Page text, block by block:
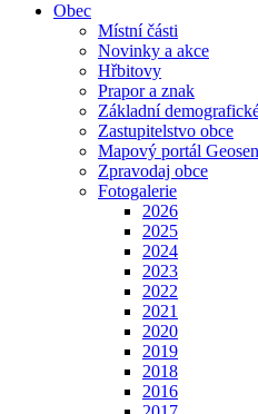
Obec
Místní části
Novinky a akce
Hřbitovy
Prapor a znak
Základní
Zastupitelstvo obce
Mapový portál
Zpravodaj obce
Fotogalerie
2026
2025
2024
2023
2022
2021
2020
2019
2018
2016